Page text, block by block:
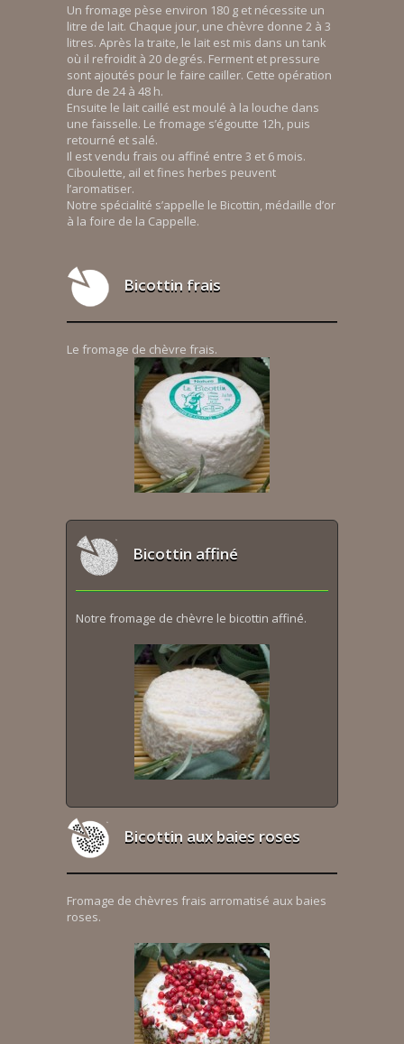
Un fromage pèse environ 180 g et nécessite un
litre de lait. Chaque jour, une chèvre donne 2 à 3
litres. Après la traite, le lait est mis dans un tank
où il refroidit à 20 degrés. Ferment et pressure
sont ajoutés pour le faire cailler. Cette opération
dure de 24 à 48 h.
Ensuite le lait caillé est moulé à la louche dans
une faisselle. Le fromage s’égoutte 12h, puis
retourné et salé.
Il est vendu frais ou affiné entre 3 et 6 mois.
Ciboulette, ail et fines herbes peuvent
l’aromatiser.
Notre spécialité s’appelle le Bicottin, médaille d’or
à la foire de la Cappelle.
Bicottin frais
Le fromage de chèvre frais.
Bicottin affiné
Notre fromage de chèvre le bicottin affiné.
Bicottin aux baies roses
Fromage de chèvres frais arromatisé aux baies
roses.